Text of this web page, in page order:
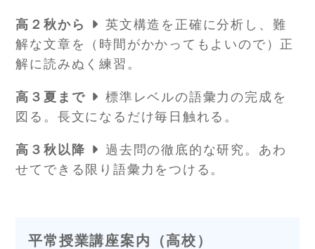
高２秋から
英文構造を正確に分析し、難
解な文章を（時間がかかってもよいので）正
解に読みぬく練習。
高３夏まで
標準レベルの語彙力の完成を
図る。長文になるだけ毎日触れる。
高３秋以降
過去問の徹底的な研究。あわ
せてできる限り語彙力をつける。
平常授業講座案内（高校）